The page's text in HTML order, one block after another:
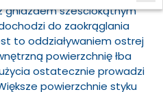
gniazdem sześciokątnym
do zaokrąglania
to oddziaływaniem ostrej
powierzchnię łba
ostatecznie prowadzi
powierzchnie styku